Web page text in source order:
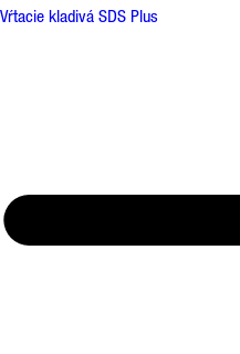
Vŕtacie kladivá SDS Plus